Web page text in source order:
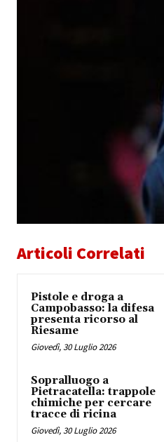
Articoli Correlati
Pistole e droga a
Campobasso: la difesa
presenta ricorso al
Riesame
Giovedì, 30 Luglio 2026
Sopralluogo a
Pietracatella: trappole
chimiche per cercare
tracce di ricina
Giovedì, 30 Luglio 2026